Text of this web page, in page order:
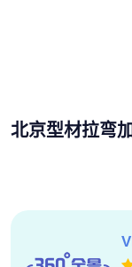
北京型材拉弯